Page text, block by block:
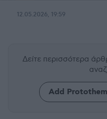
12.05.2026, 19:59
Δείτε περισσότερα
Add